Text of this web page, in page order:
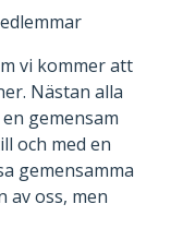
vi kommer att
Nästan alla
gemensam
och med en
gemensamma
av oss, men